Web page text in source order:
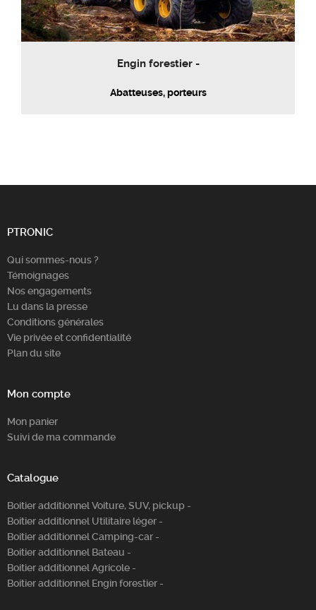
Engin forestier -
Abatteuses, porteurs
PTRONIC
Qui sommes-nous ?
Témoignages
Nos engagements
Lu dans la presse
Conditions générales
Vie privée et confidentialité
Plan du site
Mon compte
Mon panier
Suivi de ma commande
Catalogue
Boitier additionnel Voiture, SUV, pickup -
Boitier additionnel Utilitaire léger -
Boitier additionnel Camping-car -
Boitier additionnel Bateau -
Boitier additionnel Agricole -
Boitier additionnel Engin forestier -